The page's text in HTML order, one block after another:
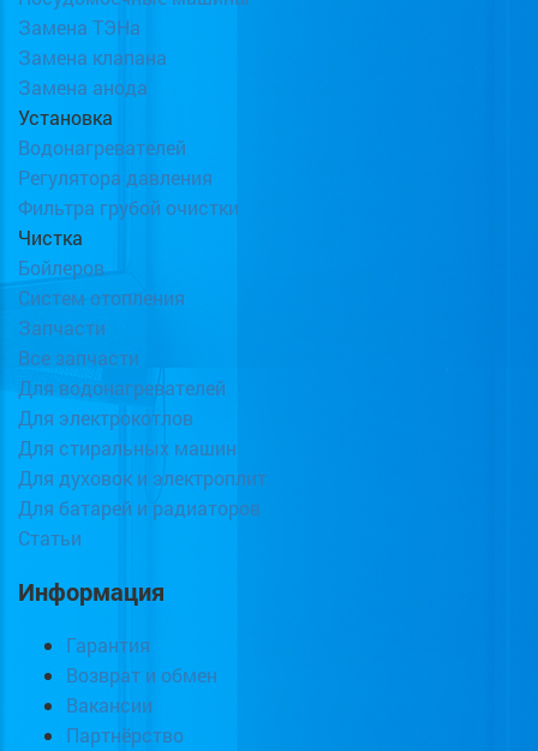
Замена ТЭНа
Замена клапана
Замена анода
Установка
Водонагревателей
Регулятора давления
Фильтра грубой очистки
Чистка
Бойлеров
Систем отопления
Запчасти
Все запчасти
Для водонагревателей
Для электрокотлов
Для стиральных машин
Для духовок и электроплит
Для батарей и радиаторов
Статьи
Информация
Гарантия
Возврат и обмен
Вакансии
Партнёрство